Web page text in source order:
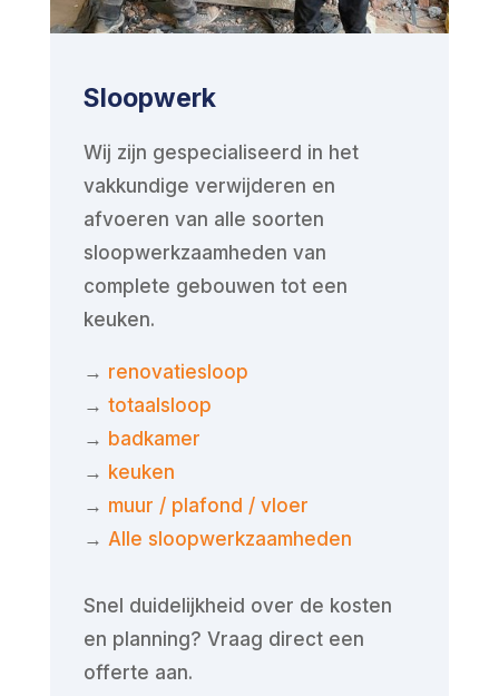
Sloopwerk
Wij zijn gespecialiseerd in het
vakkundige verwijderen en
afvoeren van alle soorten
sloopwerkzaamheden van
complete gebouwen tot een
keuken.
→ renovatiesloop
→ totaalsloop
→ badkamer
→ keuken
→ muur / plafond / vloer
→ Alle sloopwerkzaamheden
Snel duidelijkheid over de kosten
en planning? Vraag direct een
offerte aan.